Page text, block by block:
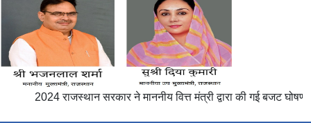
2024 राजस्थान सरकार ने माननीय वित्त मंत्री द्वारा की गई बजट